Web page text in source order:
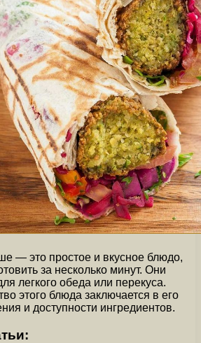
— это простое и вкусное блюдо,
за несколько минут. Они
легкого обеда или перекуса.
этого блюда заключается в его
и доступности ингредиентов.